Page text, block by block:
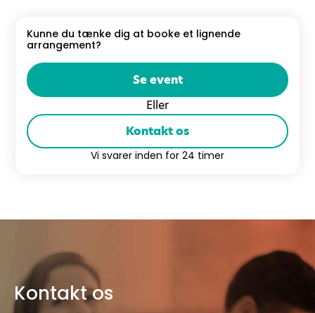
Kunne du tænke dig at booke et lignende
arrangement?
Se event
Eller
Kontakt os
Vi svarer inden for 24 timer
Kontakt os